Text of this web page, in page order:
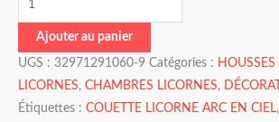
Ajouter au panier
UGS : 32971291060-9 Catégories :
LICORNES, CHAMBRES LICORNES,
Étiquettes : COUETTE LICORNE ARC EN CIEL,